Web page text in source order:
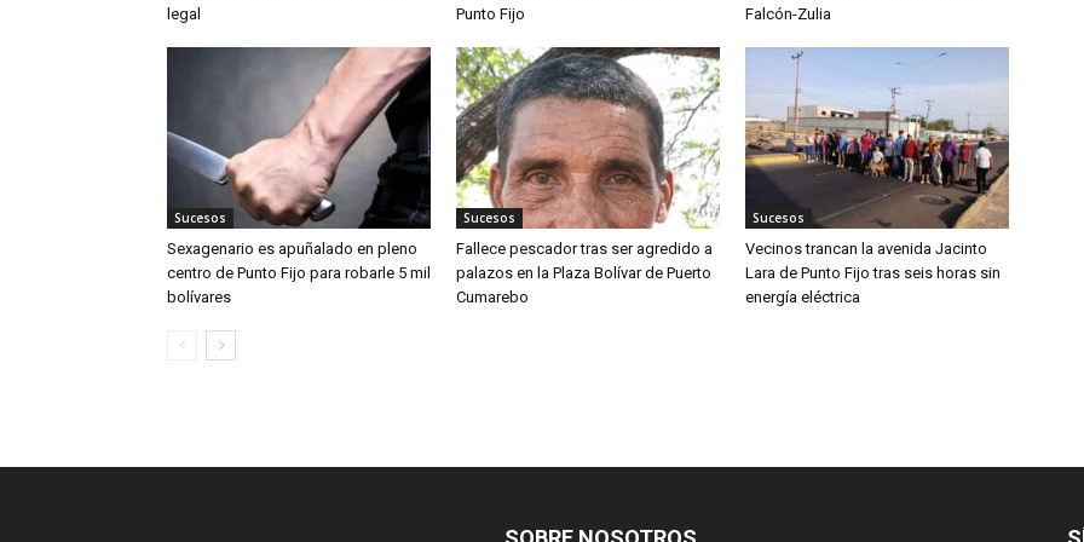
legal
Punto Fijo
Falcón-Zulia
Sucesos
Sexagenario es apuñalado en pleno
centro de Punto Fijo para robarle 5 mil
bolívares
Sucesos
Fallece pescador tras ser agredido a
palazos en la Plaza Bolívar de Puerto
Cumarebo
Sucesos
Vecinos trancan la avenida Jacinto
Lara de Punto Fijo tras seis horas sin
energía eléctrica